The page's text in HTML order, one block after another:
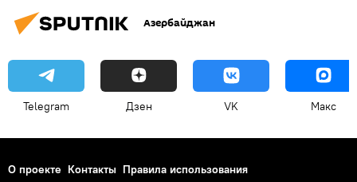
Азербайджан
Telegram Дзен VK Макс
О проекте Контакты Правила использования